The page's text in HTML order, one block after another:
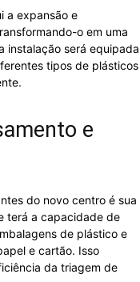
a expansão e
o em uma
instalação será equipada
tipos de plásticos
e
do novo centro é sua
terá a capacidade de
de plástico e
e cartão. Isso
da triagem de